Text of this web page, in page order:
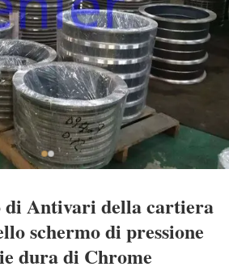
di Antivari della cartiera
schermo di pressione
dura di Chrome